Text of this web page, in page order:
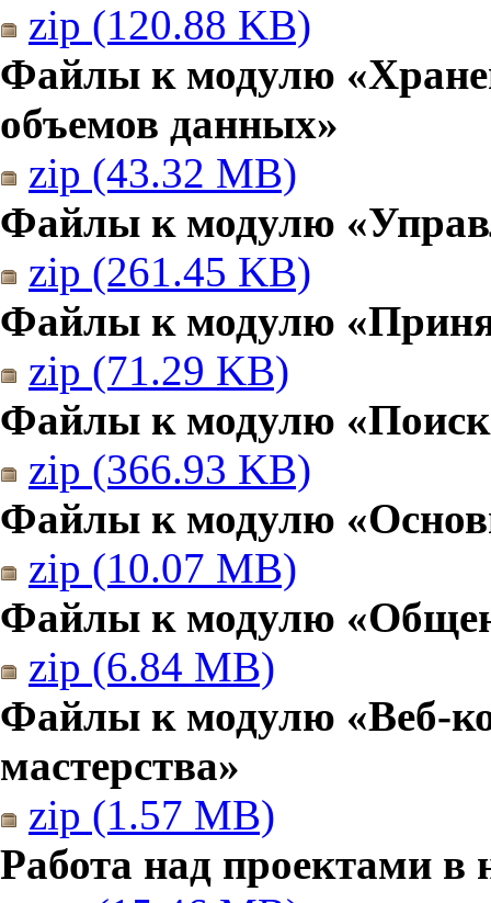
zip (120.88 KB)
Файлы к модулю
объемов данных»
zip (43.32 MB)
Файлы к модулю
zip (261.45 KB)
Файлы к модулю
zip (71.29 KB)
Файлы к модулю
zip (366.93 KB)
Файлы к модулю
zip (10.07 MB)
Файлы к модулю
zip (6.84 MB)
Файлы к модулю «Веб-
мастерства»
zip (1.57 MB)
Работа над проектами в